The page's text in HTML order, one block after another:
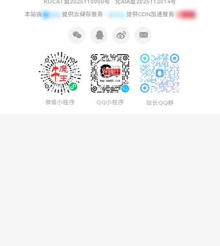
KUCAT盟2025110000号 · 梵AIA盟2025112014号
本站由
提供云储存服务 · 提供CDN加速服务
微信小程序 QQ小程序 站长QQ群